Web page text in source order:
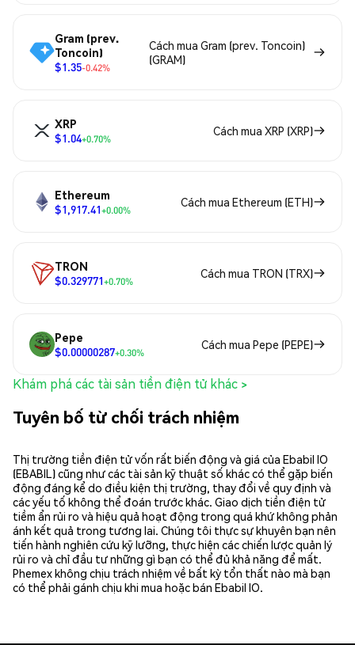
Gram (prev.
Toncoin)
$1.35-0.42%
Cách mua Gram (prev. Toncoin)
(GRAM)
XRP
$1.04+0.70%
Cách mua XRP (XRP)
Ethereum
$1,917.41+0.00%
Cách mua Ethereum (ETH)
TRON
$0.329771+0.70%
Cách mua TRON (TRX)
Pepe
$0.00000287+0.30%
Cách mua Pepe (PEPE)
Khám phá các tài sản tiền điện tử khác >
Tuyên bố từ chối trách nhiệm
Thị trường tiền điện tử vốn rất biến động và giá của Ebabil IO
(EBABIL) cũng như các tài sản kỹ thuật số khác có thể gặp biến
động đáng kể do điều kiện thị trường, thay đổi về quy định và
các yếu tố không thể đoán trước khác. Giao dịch tiền điện tử
tiềm ẩn rủi ro và hiệu quả hoạt động trong quá khứ không phản
ánh kết quả trong tương lai. Chúng tôi thực sự khuyên bạn nên
tiến hành nghiên cứu kỹ lưỡng, thực hiện các chiến lược quản lý
rủi ro và chỉ đầu tư những gì bạn có thể đủ khả năng để mất.
Phemex không chịu trách nhiệm về bất kỳ tổn thất nào mà bạn
có thể phải gánh chịu khi mua hoặc bán Ebabil IO.